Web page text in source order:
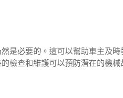
是必要的。這可以幫助車主及
檢查和維護可以預防潛在的機械